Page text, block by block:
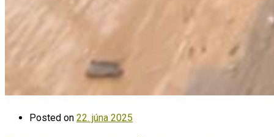
Posted on 22. júna 2025